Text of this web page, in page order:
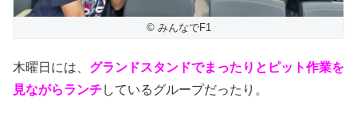
© みんなでF1
木曜日には、 グランドスタンドでまったりとピット作業を
見ながらランチしているグループだったり。